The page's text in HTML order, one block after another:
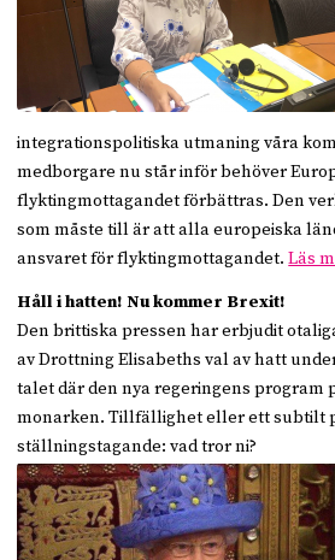
integrationspolitiska utmaning våra
medborgare nu står inför behöver
flyktingmottagandet förbättras. Den
som måste till är att alla europeiska
ansvaret för flyktingmottagandet.Läs
Håll i hatten! Nu kommer Brexit!
Den brittiska pressen har erbjudit
av Drottning Elisabeths val av hatt
talet där den nya regeringens program
monarken. Tillfällighet eller ett subtilt
ställningstagande: vad tror ni?